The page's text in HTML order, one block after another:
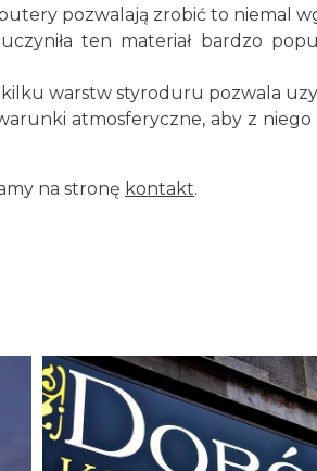
pozwalają zrobić to niemal
ten materiał bardzo
warstw styroduru pozwala
atmosferyczne, aby z
na stronę kontakt.